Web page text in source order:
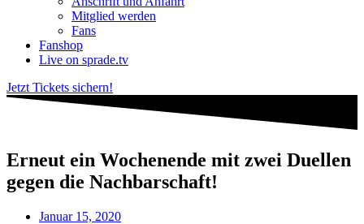
Mitglied werden
Fans
Fanshop
Live on sprade.tv
Jetzt Tickets sichern!
Erneut ein Wochenende mit zwei Duellen
gegen die Nachbarschaft!
Januar 15, 2020